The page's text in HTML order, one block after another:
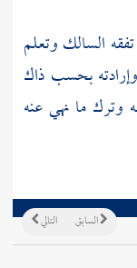
السالك وتعلم
بحسب ذاك
وترك ما نهي عنه
التالي السابق